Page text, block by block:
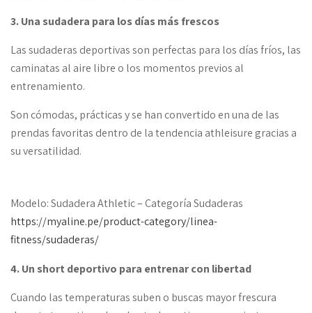
3. Una sudadera para los días más frescos
Las sudaderas deportivas son perfectas para los días fríos, las
caminatas al aire libre o los momentos previos al
entrenamiento.
Son cómodas, prácticas y se han convertido en una de las
prendas favoritas dentro de la tendencia athleisure gracias a
su versatilidad.
Modelo: Sudadera Athletic – Categoría Sudaderas
https://myaline.pe/product-category/linea-
fitness/sudaderas/
4. Un short deportivo para entrenar con libertad
Cuando las temperaturas suben o buscas mayor frescura